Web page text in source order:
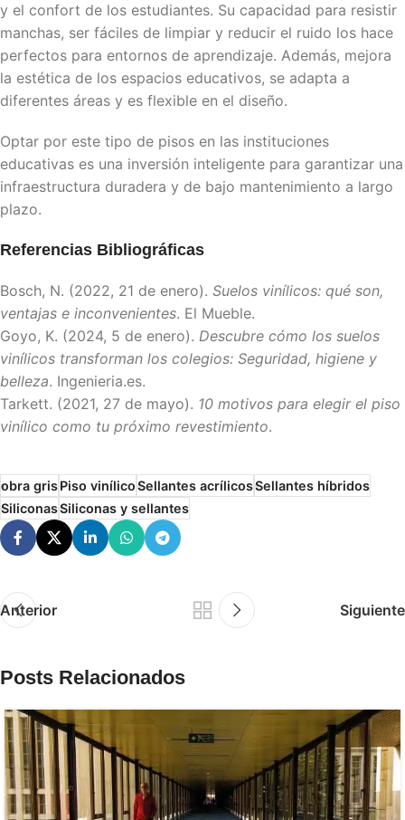
y el confort de los estudiantes. Su capacidad para resistir
manchas, ser fáciles de limpiar y reducir el ruido los hace
perfectos para entornos de aprendizaje. Además, mejora
la estética de los espacios educativos, se adapta a
diferentes áreas y es flexible en el diseño.
Optar por este tipo de pisos en las instituciones
educativas es una inversión inteligente para garantizar una
infraestructura duradera y de bajo mantenimiento a largo
plazo.
Referencias Bibliográficas
Bosch, N. (2022, 21 de enero). Suelos vinílicos: qué son,
ventajas e inconvenientes. El Mueble.
Goyo, K. (2024, 5 de enero). Descubre cómo los suelos
vinílicos transforman los colegios: Seguridad, higiene y
belleza. Ingenieria.es.
Tarkett. (2021, 27 de mayo). 10 motivos para elegir el piso
vinílico como tu próximo revestimiento.
obra grisPiso vinílicoSellantes acrílicosSellantes híbridos
SiliconasSiliconas y sellantes
Anterior Siguiente
Posts Relacionados